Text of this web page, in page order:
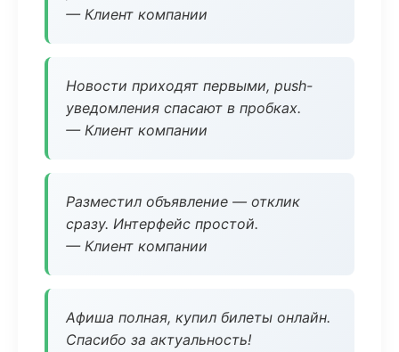
— Клиент компании
Новости приходят первыми, push-
уведомления спасают в пробках.
— Клиент компании
Разместил объявление — отклик
сразу. Интерфейс простой.
— Клиент компании
Афиша полная, купил билеты онлайн.
Спасибо за актуальность!